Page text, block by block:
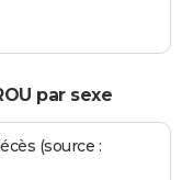
par sexe
(source :